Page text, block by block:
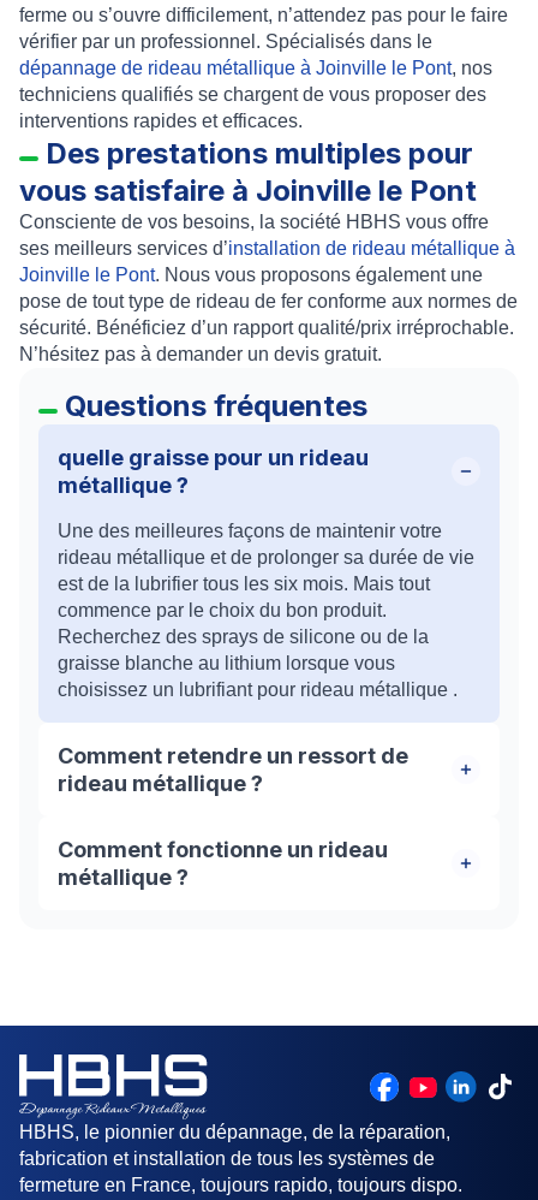
ferme ou s’ouvre difficilement, n’attendez pas pour le faire
vérifier par un professionnel. Spécialisés dans le
dépannage de rideau métallique à Joinville le Pont, nos
techniciens qualifiés se chargent de vous proposer des
interventions rapides et efficaces.
Des prestations multiples pour
vous satisfaire à Joinville le Pont
Consciente de vos besoins, la société HBHS vous offre
ses meilleurs services d’installation de rideau métallique à
Joinville le Pont. Nous vous proposons également une
pose de tout type de rideau de fer conforme aux normes de
sécurité. Bénéficiez d’un rapport qualité/prix irréprochable.
N’hésitez pas à demander un devis gratuit.
Questions fréquentes
quelle graisse pour un rideau
métallique ?
Une des meilleures façons de maintenir votre
rideau métallique et de prolonger sa durée de vie
est de la lubrifier tous les six mois. Mais tout
commence par le choix du bon produit.
Recherchez des sprays de silicone ou de la
graisse blanche au lithium lorsque vous
choisissez un lubrifiant pour rideau métallique .
Comment retendre un ressort de
rideau métallique ?
Pour tendre ou retendre le volet, il faut faire
pivoter l’axe dans le sens de la descente de la
grille. En effectuant ce mouvement, vous allez
Comment fonctionne un rideau
métallique ?
HBHS, le pionnier du dépannage, de la réparation,
fabrication et installation de tous les systèmes de
fermeture en France, toujours rapido, toujours dispo.